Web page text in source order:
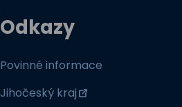
Odkazy
Povinné informace
Jihočeský kraj